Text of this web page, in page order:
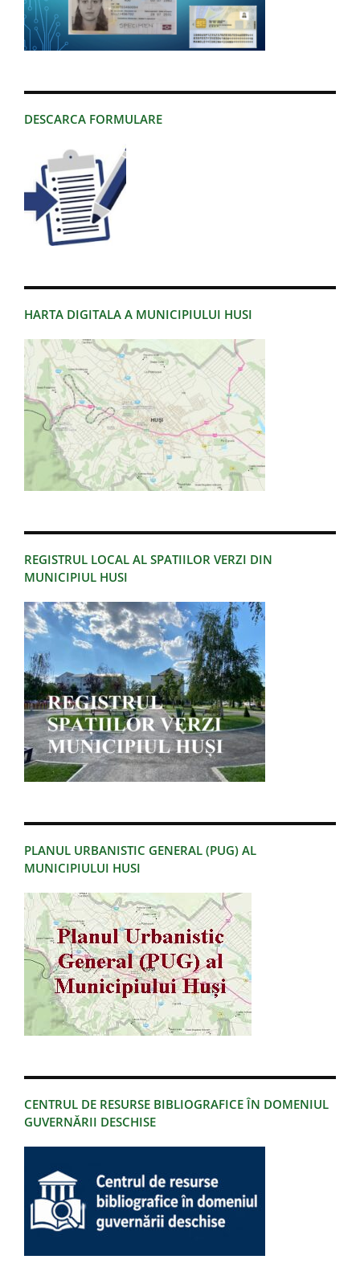
DESCARCA FORMULARE
HARTA DIGITALA A MUNICIPIULUI HUSI
REGISTRUL LOCAL AL SPATIILOR VERZI DIN
MUNICIPIUL HUSI
PLANUL URBANISTIC GENERAL (PUG) AL
MUNICIPIULUI HUSI
CENTRUL DE RESURSE BIBLIOGRAFICE ÎN DOMENIUL
GUVERNĂRII DESCHISE